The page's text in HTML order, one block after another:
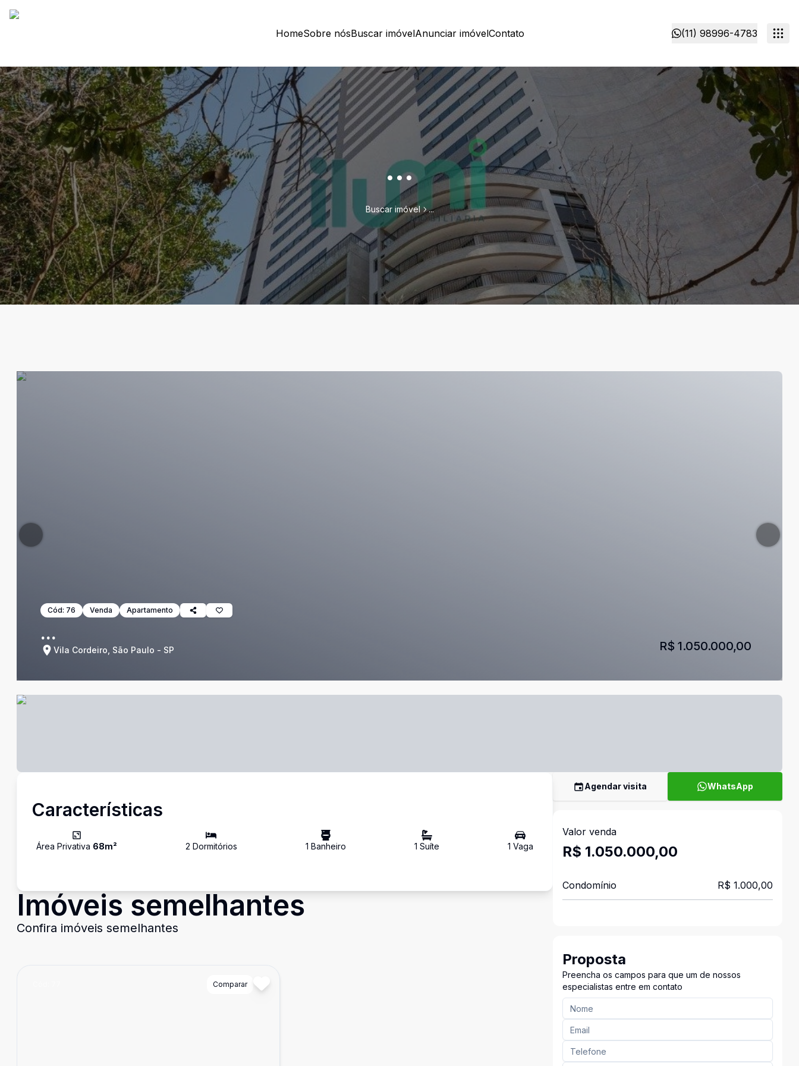
HomeSobre nósBuscar imóvelAnunciar imóvelContato (11) 98996-4783
...
Buscar imóvel ...
Cód: 76 Venda Apartamento
...
Vila Cordeiro, São Paulo - SP R$ 1.050.000,00
Características
Área Privativa 68m² 2 Dormitórios 1 Banheiro 1 Suíte 1 Vaga
Imóveis semelhantes
Confira imóveis semelhantes
Comparar
Agendar visita WhatsApp
Valor venda
R$ 1.050.000,00
Condomínio R$ 1.000,00
Proposta
Preencha os campos para que um de nossos
especialistas entre em contato